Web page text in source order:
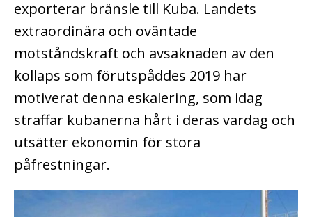
exporterar bränsle till Kuba. Landets
extraordinära och oväntade
motståndskraft och avsaknaden av den
kollaps som förutspåddes 2019 har
motiverat denna eskalering, som idag
straffar kubanerna hårt i deras vardag och
utsätter ekonomin för stora
påfrestningar.